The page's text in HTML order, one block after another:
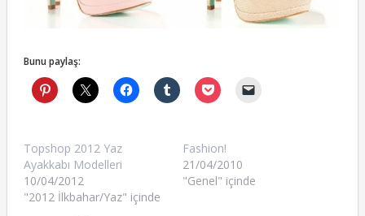
Bunu paylaş:
Topshop 2012 Yaz
Ayakkabı Modelleri
10/04/2012
"2012 İlkbahar/Yaz" içinde
Fashion!
21/04/2010
"Genel" içinde